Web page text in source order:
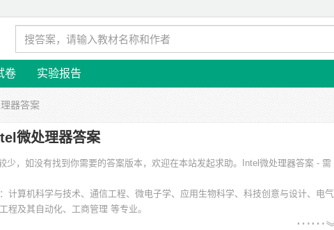
卷 实验报告
器答案
微处理器答案
少，如没有找到你需要的答案版本，欢迎在本站发起求助。
Intel微处理器答案 - 需
：计算机科学与技术、通信工程、微电子学、应用生物科学、科技创意与设计、电气
程及其自动化、工商管理 等专业。
大学、南京邮电大学、同济大学、中国科学技术大学、安徽新华学院、西安交通大